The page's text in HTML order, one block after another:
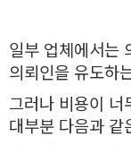
일부 업체에서는
의뢰인을 유도하
그러나 비용이 너
대부분 다음과 같